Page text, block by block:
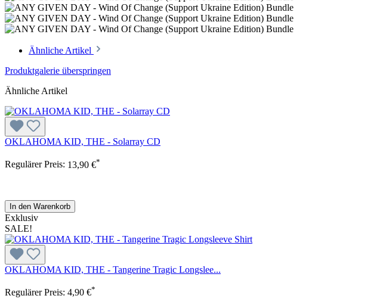
Ähnliche Artikel
Produktgalerie überspringen
Ähnliche Artikel
OKLAHOMA KID, THE - Solarray CD
Regulärer Preis: 13,90 €*
In den Warenkorb
Exklusiv
SALE!
OKLAHOMA KID, THE - Tangerine Tragic Longslee...
Regulärer Preis: 4,90 €*